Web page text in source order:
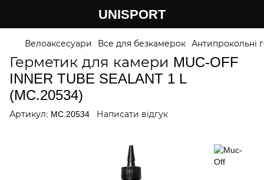
UNISPORT
Велоаксесуари Все для безкамерок Антипрокольні
Герметик для камери MUC-OFF
INNER TUBE SEALANT 1 L
(MC.20534)
Артикул: MC.20534 Написати відгук